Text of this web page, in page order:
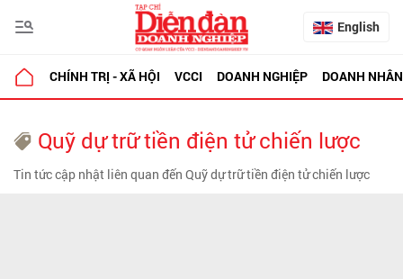
English
CHÍNH TRỊ - XÃ HỘI VCCI DOANH NGHIỆP DOANH NHÂN
Quỹ dự trữ tiền điện tử chiến lược
Tin tức cập nhật liên quan đến Quỹ dự trữ tiền điện tử chiến lược